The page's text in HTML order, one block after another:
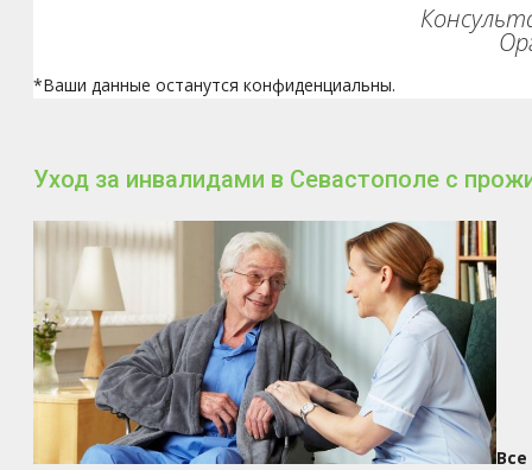
*Ваши данные останутся конфиденциальны.
Уход за инвалидами в Севастополе с
Все